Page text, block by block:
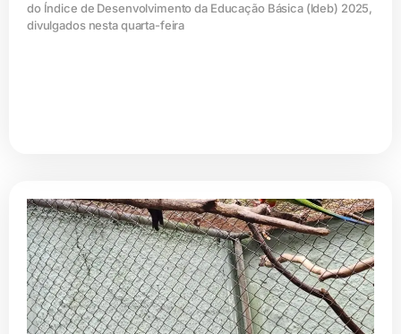
do Índice de Desenvolvimento da Educação Básica (ldeb) 2025,
divulgados nesta quarta-feira